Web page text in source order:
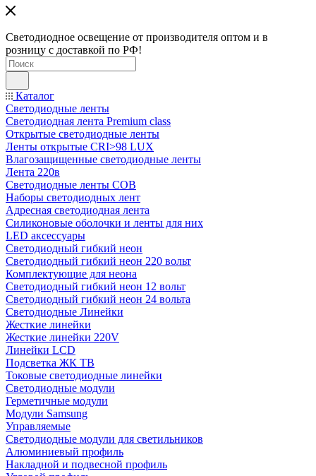
Светодиодное освещение от производителя оптом и в
розницу с доставкой по РФ!
Каталог
Светодиодные ленты
Светодиодная лента Premium class
Открытые светодиодные ленты
Ленты открытые CRI>98 LUX
Влагозащищенные светодиодные ленты
Лента 220в
Светодиодные ленты COB
Наборы светодиодных лент
Адресная светодиодная лента
Силиконовые оболочки и ленты для них
LED аксессуары
Светодиодный гибкий неон
Светодиодный гибкий неон 220 вольт
Комплектующие для неона
Светодиодный гибкий неон 12 вольт
Светодиодный гибкий неон 24 вольта
Светодиодные Линейки
Жесткие линейки
Жесткие линейки 220V
Линейки LCD
Подсветка ЖК ТВ
Токовые светодиодные линейки
Светодиодные модули
Герметичные модули
Модули Samsung
Управляемые
Светодиодные модули для светильников
Алюминиевый профиль
Накладной и подвесной профиль